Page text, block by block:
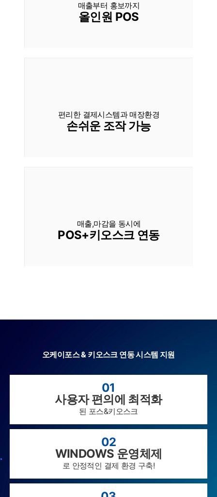
매출부터 홍보까지
올인원 POS
편리한 결제시스템과 매장환경
손쉬운 조작 가능
매출,마감을 동시에
POS+키오스크 연동
오케이포스 & 키오스크 연동 시스템 지원
01
사용자 편의에 최적화
된 포스&키오스크
02
WINDOWS 운영체제
로 안정적인 결제 환경 구축!